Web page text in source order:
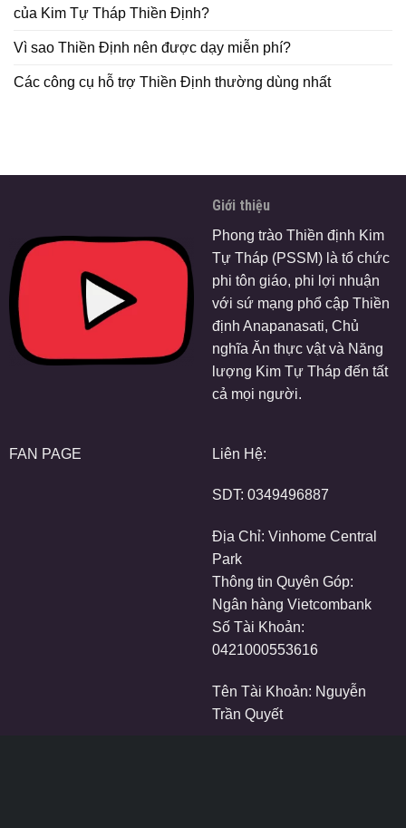
của Kim Tự Tháp Thiền Định?
Vì sao Thiền Định nên được dạy miễn phí?
Các công cụ hỗ trợ Thiền Định thường dùng nhất
Giới thiệu
Phong trào Thiền định Kim
Tự Tháp (PSSM) là tổ chức
phi tôn giáo, phi lợi nhuận
với sứ mạng phổ cập Thiền
định Anapanasati, Chủ
nghĩa Ăn thực vật và Năng
lượng Kim Tự Tháp đến tất
cả mọi người.
FAN PAGE Liên Hệ:
SDT: 0349496887
Địa Chỉ: Vinhome Central
Park
Thông tin Quyên Góp:
Ngân hàng Vietcombank
Số Tài Khoản:
0421000553616
Tên Tài Khoản: Nguyễn
Trần Quyết